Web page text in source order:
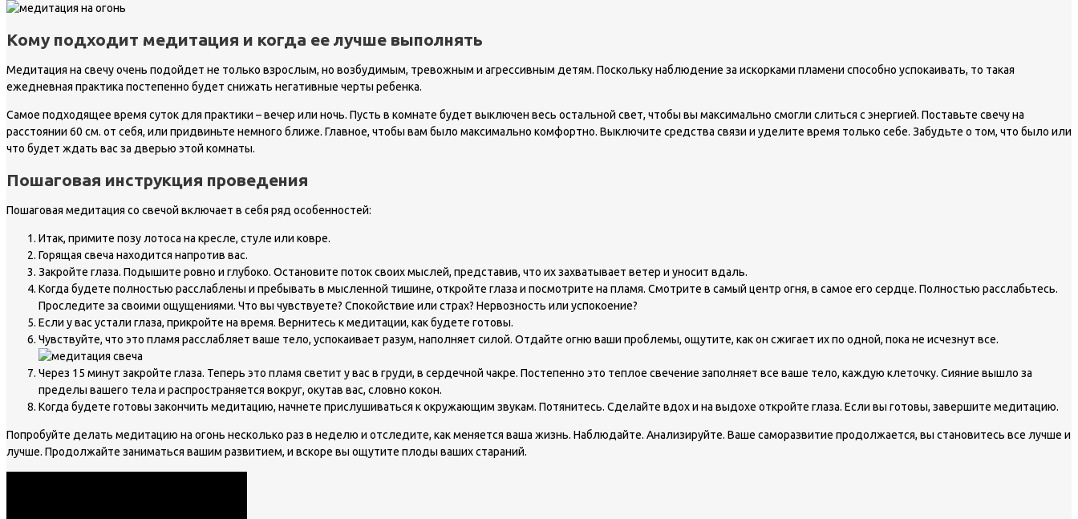
Кому подходит медитация и когда ее лучше выполнять
Медитация на свечу очень подойдет не только взрослым, но возбудимым, тревожным и агрессивным детям. Поскольку наблюдение за искорками пламени способно успокаивать, то такая
ежедневная практика постепенно будет снижать негативные черты ребенка.
Самое подходящее время суток для практики – вечер или ночь. Пусть в комнате будет выключен весь остальной свет, чтобы вы максимально смогли слиться с энергией. Поставьте свечу на
расстоянии 60 см. от себя, или придвиньте немного ближе. Главное, чтобы вам было максимально комфортно. Выключите средства связи и уделите время только себе. Забудьте о том, что было или
что будет ждать вас за дверью этой комнаты.
Пошаговая инструкция проведения
Пошаговая медитация со свечой включает в себя ряд особенностей:
Итак, примите позу лотоса на кресле, стуле или ковре.
Горящая свеча находится напротив вас.
Закройте глаза. Подышите ровно и глубоко. Остановите поток своих мыслей, представив, что их захватывает ветер и уносит вдаль.
Когда будете полностью расслаблены и пребывать в мысленной тишине, откройте глаза и посмотрите на пламя. Смотрите в самый центр огня, в самое его сердце. Полностью расслабьтесь.
Проследите за своими ощущениями. Что вы чувствуете? Спокойствие или страх? Нервозность или успокоение?
Если у вас устали глаза, прикройте на время. Вернитесь к медитации, как будете готовы.
Чувствуйте, что это пламя расслабляет ваше тело, успокаивает разум, наполняет силой. Отдайте огню ваши проблемы, ощутите, как он сжигает их по одной, пока не исчезнут все.
Через 15 минут закройте глаза. Теперь это пламя светит у вас в груди, в сердечной чакре. Постепенно это теплое свечение заполняет все ваше тело, каждую клеточку. Сияние вышло за
пределы вашего тела и распространяется вокруг, окутав вас, словно кокон.
Когда будете готовы закончить медитацию, начнете прислушиваться к окружающим звукам. Потянитесь. Сделайте вдох и на выдохе откройте глаза. Если вы готовы, завершите медитацию.
Попробуйте делать медитацию на огонь несколько раз в неделю и отследите, как меняется ваша жизнь. Наблюдайте. Анализируйте. Ваше саморазвитие продолжается, вы становитесь все лучше и
лучше. Продолжайте заниматься вашим развитием, и вскоре вы ощутите плоды ваших стараний.